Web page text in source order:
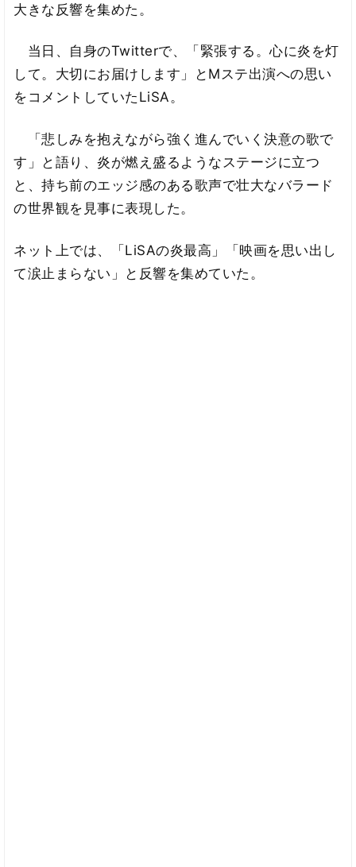
大きな反響を集めた。
当日、自身のTwitterで、「緊張する。心に炎を灯
して。大切にお届けします」とMステ出演への思い
をコメントしていたLiSA。
「悲しみを抱えながら強く進んでいく決意の歌で
す」と語り、炎が燃え盛るようなステージに立つ
と、持ち前のエッジ感のある歌声で壮大なバラード
の世界観を見事に表現した。
ネット上では、「LiSAの炎最高」「映画を思い出し
て涙止まらない」と反響を集めていた。